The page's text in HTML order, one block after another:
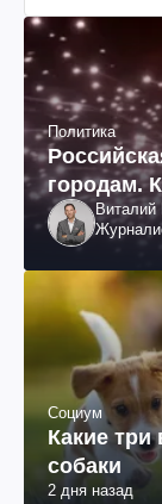
Политика
городам.
Виталий
Социум
Какие
собаки
2 дня назад